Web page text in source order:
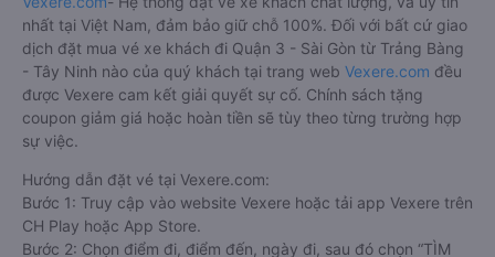
các nhà xe đi, được đảm bảo quyền lợi cao nhất, được hưởng
nhiều ưu đãi giảm giá vé xe khách Trảng Bàng - Tây Ninh
Quận 3 - Sài Gòn, hành khách có thể đặt mua tại website
Vexere.com - Hệ thống đặt vé xe khách chất lượng, và uy tín
nhất tại Việt Nam, đảm bảo giữ chỗ 100%. Đối với bất cứ giao
dịch đặt mua vé xe khách đi Quận 3 - Sài Gòn từ Trảng Bàng
- Tây Ninh nào của quý khách tại trang web
được Vexere cam kết giải quyết sự cố. Chính sách tặng
coupon giảm giá hoặc hoàn tiền sẽ tùy theo từng trường hợp
sự việc.